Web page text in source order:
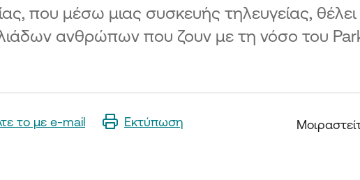
Δήμο
που μέσω μιας συσκευής τηλευγείας,
ανθρώπων που ζουν με τη νόσο του
το με e-mail Εκτύπωση